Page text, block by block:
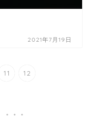
2021年7月19日
11 12